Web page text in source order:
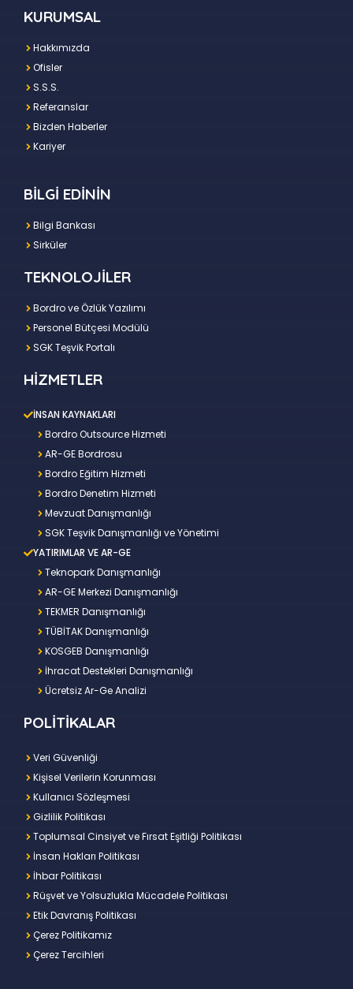
KURUMSAL
Hakkımızda
Ofisler
S.S.S.
Referanslar
Bizden Haberler
Kariyer
BİLGİ EDİNİN
Bilgi Bankası
Sirküler
TEKNOLOJİLER
Bordro ve Özlük Yazılımı
Personel Bütçesi Modülü
SGK Teşvik Portalı
HİZMETLER
İNSAN KAYNAKLARI
Bordro Outsource Hizmeti
AR-GE Bordrosu
Bordro Eğitim Hizmeti
Bordro Denetim Hizmeti
Mevzuat Danışmanlığı
SGK Teşvik Danışmanlığı ve Yönetimi
YATIRIMLAR VE AR-GE
Teknopark Danışmanlığı
AR-GE Merkezi Danışmanlığı
TEKMER Danışmanlığı
TÜBİTAK Danışmanlığı
KOSGEB Danışmanlığı
İhracat Destekleri Danışmanlığı
Ücretsiz Ar-Ge Analizi
POLİTİKALAR
Veri Güvenliği
Kişisel Verilerin Korunması
Kullanıcı Sözleşmesi
Gizlilik Politikası
Toplumsal Cinsiyet ve Fırsat Eşitliği Politikası
İnsan Hakları Politikası
İhbar Politikası
Rüşvet ve Yolsuzlukla Mücadele Politikası
Etik Davranış Politikası
Çerez Politikamız
Çerez Tercihleri